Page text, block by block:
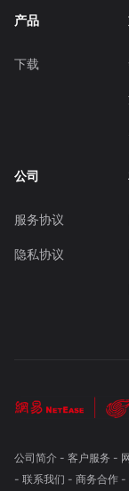
产品
下载
公司
服务协议
隐私协议
公司简介- 客户服务 -
- 联系我们 - 商务合作-